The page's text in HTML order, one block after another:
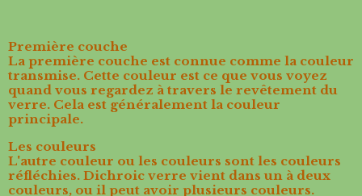
Première couche
La première couche est connue comme la couleur
transmise. Cette couleur est ce que vous voyez
quand vous regardez à travers le revêtement du
verre. Cela est généralement la couleur
principale.
Les couleurs
L'autre couleur ou les couleurs sont les couleurs
réfléchies. Dichroic verre vient dans un à deux
couleurs, ou il peut avoir plusieurs couleurs.